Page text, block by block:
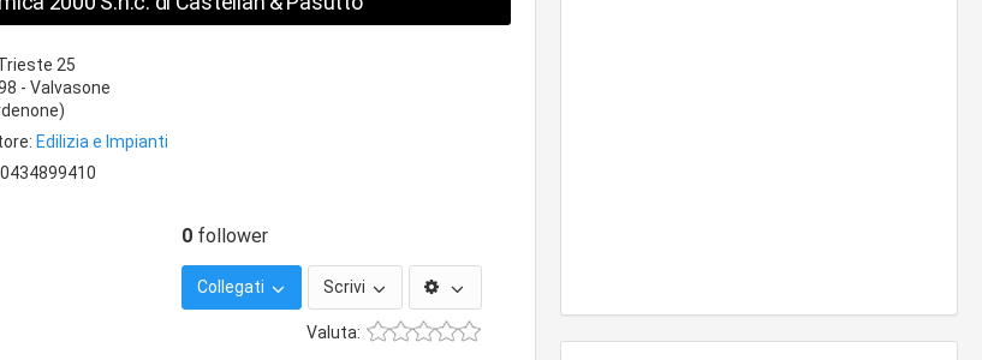
25
- Valvasone
Edilizia e Impianti
0434899410
0 follower
Collegati Scrivi
Valuta: